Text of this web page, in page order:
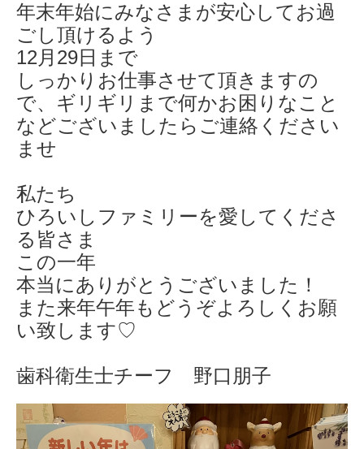
年末年始にみなさまが安心してお過
ごし頂けるよう
12月29日まで
しっかりお仕事させて頂きますの
で、ギリギリまで何かお困りなこと
などございましたらご連絡ください
ませ
私たち
ひろいしファミリーを愛してくださ
る皆さま
この一年
本当にありがとうございました！
また来年午年もどうぞよろしくお願
い致します♡
歯科衛生士チーフ 野口朋子